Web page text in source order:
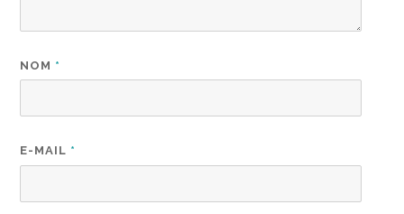
NOM *
E-MAIL *